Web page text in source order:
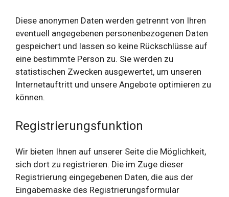
Diese anonymen Daten werden getrennt von Ihren
eventuell angegebenen personenbezogenen Daten
gespeichert und lassen so keine Rückschlüsse auf
eine bestimmte Person zu. Sie werden zu
statistischen Zwecken ausgewertet, um unseren
Internetauftritt und unsere Angebote optimieren zu
können.
Registrierungsfunktion
Wir bieten Ihnen auf unserer Seite die Möglichkeit,
sich dort zu registrieren. Die im Zuge dieser
Registrierung eingegebenen Daten, die aus der
Eingabemaske des Registrierungsformular